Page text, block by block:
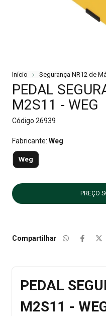
Início Segurança NR12 de
PEDAL
M2S11 - WEG
Código 26939
Fabricante: Weg
Weg
Compartilhar
PEDAL
M2S11 -